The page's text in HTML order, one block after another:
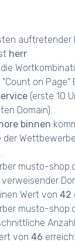
auftretender
herr
on Page"
(erste 10
Domain).
binnen
der
musto-
verweisender
Wert von 42
musto-
von 46